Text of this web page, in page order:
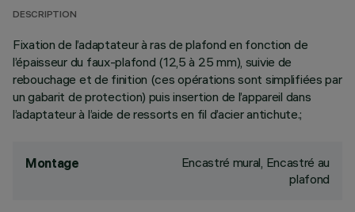
DESCRIPTION
Fixation de l’adaptateur à ras de plafond en fonction de
l’épaisseur du faux-plafond (12,5 à 25 mm), suivie de
rebouchage et de finition (ces opérations sont simplifiées par
un gabarit de protection) puis insertion de l’appareil dans
l’adaptateur à l’aide de ressorts en fil d’acier antichute.;
Montage
Encastré mural, Encastré au
plafond